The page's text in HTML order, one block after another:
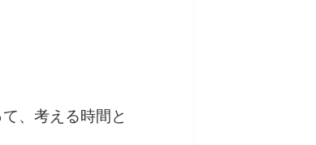
、考える時間と